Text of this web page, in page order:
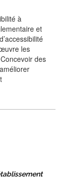
à
et
les
des